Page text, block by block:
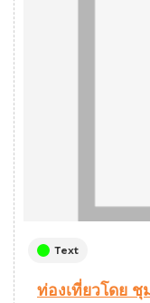
Text
ท่องเที่ยวโดย ชุ